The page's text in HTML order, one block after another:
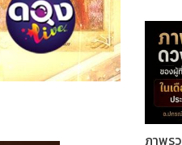
ภาพร